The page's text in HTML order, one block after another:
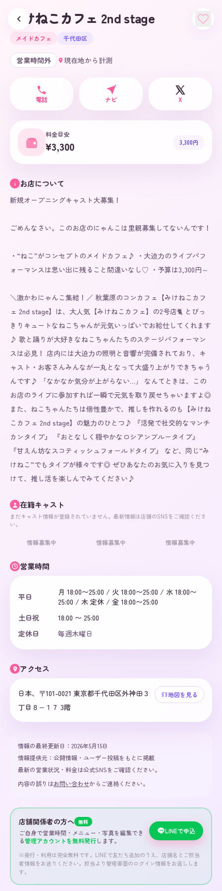
みけねこカフェ 2nd stage
メイドカフェ 千代田区
営業時間外 現在地から計測
電話 ナビ X
料金目安
¥3,300 3,300円
i お店について
新規オープニングキャスト大募集！
ごめんなさい。このお店のにゃんこは里親募集してないんです！
・“ねこ”がコンセプトのメイドカフェ♪ ・大迫力のライブパフ
ォーマンスは思い出に残ること間違いなし♡ ・予算は3,300円～
＼激かわにゃんこ集結！／ 秋葉原のコンカフェ【みけねこカフ
ェ 2nd stage】は、大人気【みけねこカフェ】の2号店🐈 とびっ
きりキュートなねこちゃんが元気いっぱいでお給仕してくれます
♪ 歌と踊りが大好きなねこちゃんたちのステージパフォーマン
スは必見！ 店内には大迫力の照明と音響が完備されており、キ
ャスト・お客さんみんなが一丸となって大盛り上がりできちゃう
んです♪ 「なかなか気分が上がらない…」 なんてときは、この
お店のライブに参加すれば一瞬で元気を取り戻せちゃいますよ◎
また、ねこちゃんたちは個性豊かで、推しを作れるのも【みけね
こカフェ 2nd stage】の魅力のひとつ♪ 『活発で社交的なマンチ
カンタイプ』 『おとなしく穏やかなロシアンブルータイプ』
『甘えん坊なスコティッシュフォールドタイプ』 など、同じ“み
けねこ”でもタイプが様々です◎ ぜひあなたのお気に入りを見つ
けて、推し活を楽しんでみてください♪
在籍キャスト
まだキャスト情報が登録されていません。最新情報は店舗のSNSをご確認くださ
い。
情報募集中 情報募集中 情報募集中
営業時間
平日
月 18:00〜25:00 / 火 18:00〜25:00 / 水 18:00〜
25:00 / 木 定休 / 金 18:00〜25:00
土日祝
18:00 〜 25:00
定休日
毎週木曜日
アクセス
日本、〒101-0021 東京都千代田区外神田３
丁目８−１７ 3階
地図を見る
情報の最終更新日： 2026年5月15日
情報提供元： 公開情報・ユーザー投稿をもとに掲載
最新の営業状況・料金は公式SNSをご確認ください。
内容の誤りはお問い合わせからご連絡ください。
店舗関係者の方へ 無料
ご自身で営業時間・メニュー・写真を編集でき
る管理アカウントを無料発行します。
LINEで申込
※発行・利用は完全無料です。LINEで友だち追加のうえ、店舗名とご担当
者情報をお送りください。担当より管理画面のログイン情報をお返ししま
す。